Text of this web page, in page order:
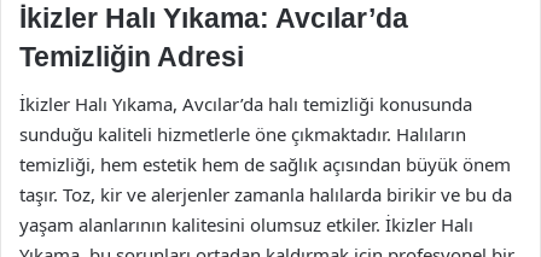
İkizler Halı Yıkama: Avcılar’da
Temizliğin Adresi
İkizler Halı Yıkama, Avcılar’da halı temizliği konusunda
sunduğu kaliteli hizmetlerle öne çıkmaktadır. Halıların
temizliği, hem estetik hem de sağlık açısından büyük önem
taşır. Toz, kir ve alerjenler zamanla halılarda birikir ve bu da
yaşam alanlarının kalitesini olumsuz etkiler. İkizler Halı